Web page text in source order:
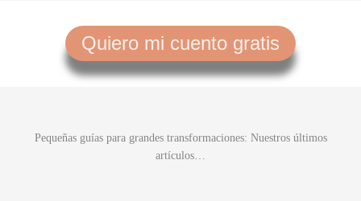
Quiero mi cuento gratis
Pequeñas guías para grandes transformaciones: Nuestros últimos
artículos…